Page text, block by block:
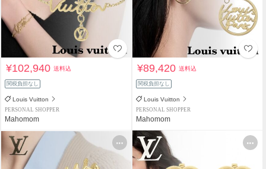
¥102,940送料込
関税負担なし
Louis Vuitton
PERSONAL SHOPPER
Mahomom
¥89,420送料込
関税負担なし
Louis Vuitton
PERSONAL SHOPPER
Mahomom